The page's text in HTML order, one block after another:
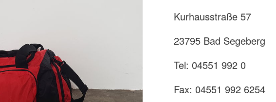
Kurhausstraße 57
23795 Bad Segeberg
Tel: 04551 992 0
Fax: 04551 992 6254